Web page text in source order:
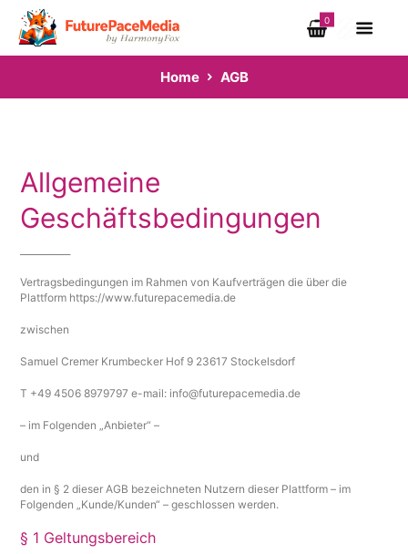
0
Home AGB
Allgemeine
Geschäftsbedingungen
Vertragsbedingungen im Rahmen von Kaufverträgen die über die
Plattform https://www.futurepacemedia.de
zwischen
Samuel Cremer Krumbecker Hof 9 23617 Stockelsdorf
T +49 4506 8979797 e-mail: info@futurepacemedia.de
– im Folgenden „Anbieter“ –
und
den in § 2 dieser AGB bezeichneten Nutzern dieser Plattform – im
Folgenden „Kunde/Kunden“ – geschlossen werden.
§ 1 Geltungsbereich